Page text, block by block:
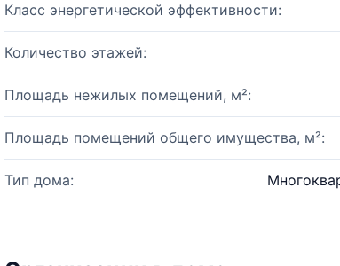
Класс энергетической эффективности:
Количество этажей:
Площадь нежилых помещений, м²:
Площадь помещений общего имущества, м²:
Тип дома: